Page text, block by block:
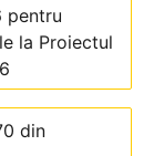
pentru
la Proiectul
din